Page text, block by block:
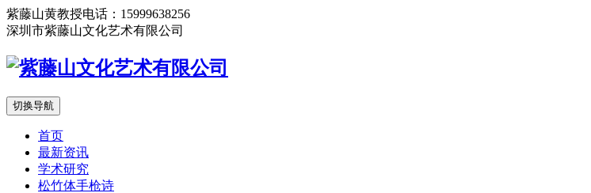
紫藤山黄教授电话：15999638256
深圳市紫藤山文化艺术有限公司
切换导航
首页
最新资讯
学术研究
松竹体手枪诗